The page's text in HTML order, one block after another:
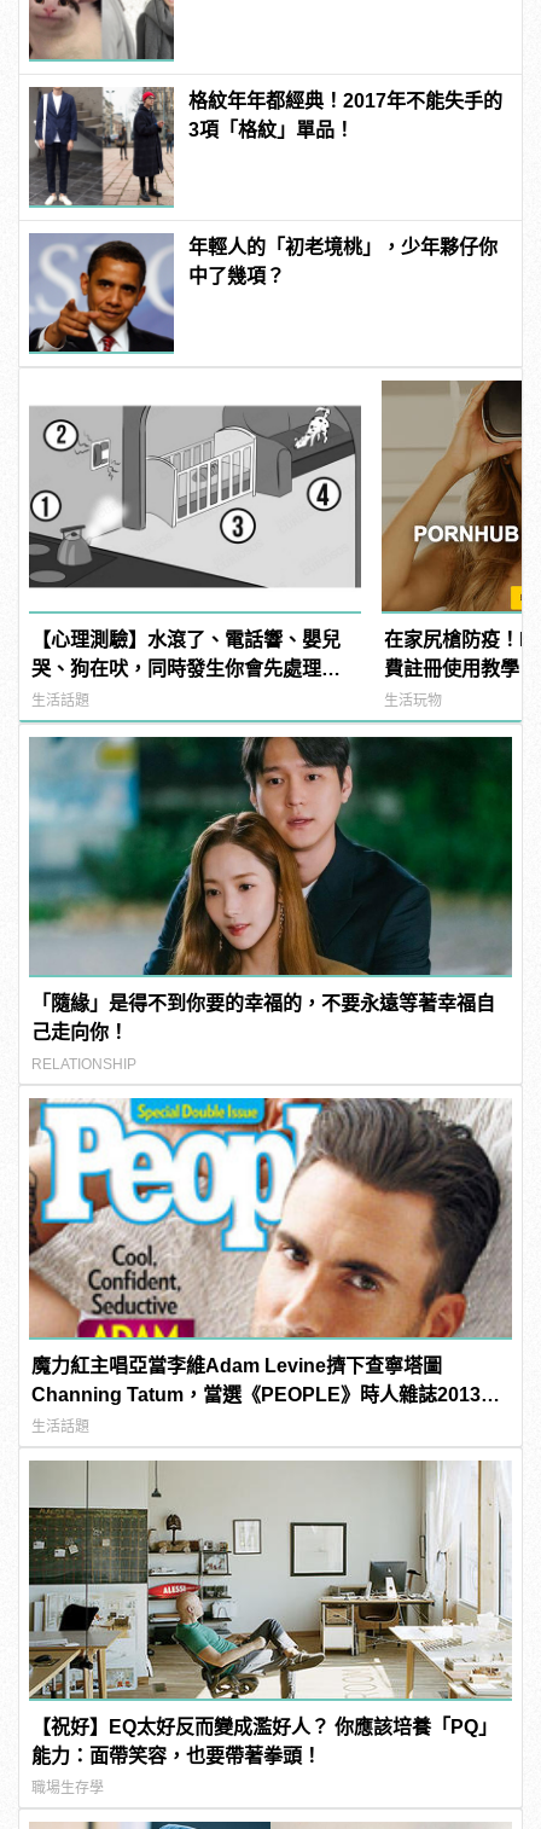
格紋年年都經典！2017年不能失手的
3項「格紋」單品！
年輕人的「初老境桃」，少年夥仔你
中了幾項？
【心理測驗】水滾了、電話響、嬰兒
哭、狗在吠，同時發生你會先處理哪
件事？ | manfashion這樣變型男
生活話題
在家尻槍防疫！
費註冊使用教學
生活玩物
「隨緣」是得不到你要的幸福的，不要永遠等著幸福自
己走向你！
RELATIONSHIP
魔力紅主唱亞當李維Adam Levine擠下查寧塔圖
Channing Tatum，當選《PEOPLE》時人雜誌2013年
最性感男人！
生活話題
【祝好】EQ太好反而變成濫好人？ 你應該培養「PQ」
能力：面帶笑容，也要帶著拳頭！
職場生存學